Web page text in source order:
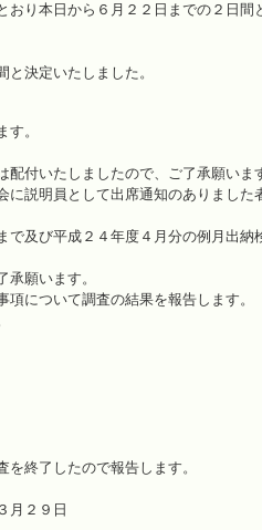
り本日から６月２２日までの２日間
決定いたしました。
。
付いたしましたので、ご了承願いま
説明員として出席通知のありまし
及び平成２４年度４月分の例月出
願います。
について調査の結果を報告します。
終了したので報告します。
９日